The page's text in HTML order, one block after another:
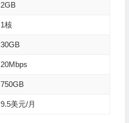
2GB
1核
30GB
20Mbps
750GB
9.5美元/月